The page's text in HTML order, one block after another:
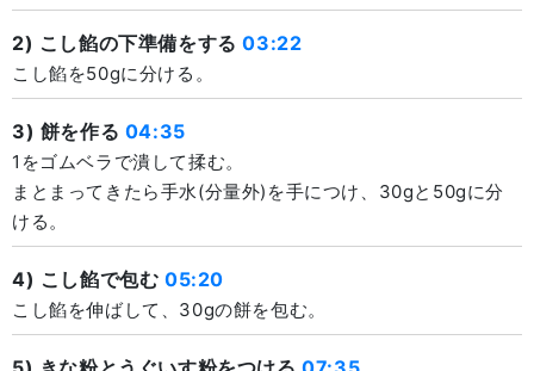
2) こし餡の下準備をする03:22
こし餡を50gに分ける。
3) 餅を作る 04:35
1をゴムベラで潰して揉む。
まとまってきたら手水(分量外)を手につけ、30gと50gに分
ける。
4) こし餡で包む 05:20
こし餡を伸ばして、30gの餅を包む。